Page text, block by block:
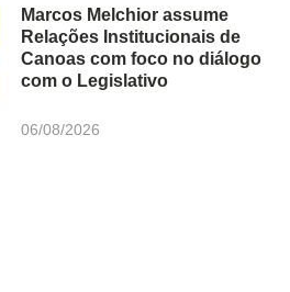
Marcos Melchior assume
Relações Institucionais de
Canoas com foco no diálogo
com o Legislativo
06/08/2026